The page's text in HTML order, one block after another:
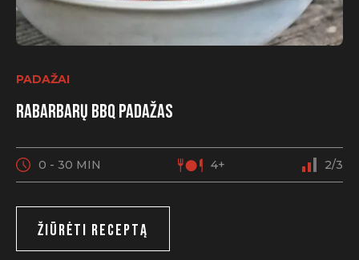
PADAŽAI
Rabarbarų BBQ padažas
0 - 30 MIN 4+ 2/3
ŽIŪRĖTI RECEPTĄ